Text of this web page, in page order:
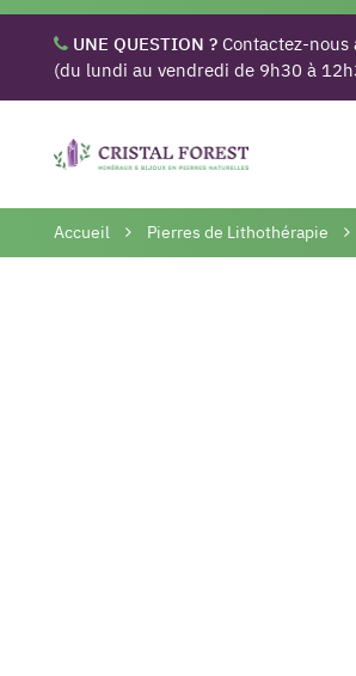
UNE QUESTION ? Contactez-nous
(du lundi au vendredi de 9h30 à
Accueil Pierres de Lithothérapie